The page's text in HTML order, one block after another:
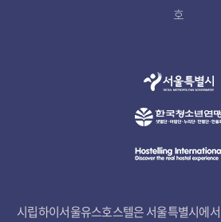
호
시립하이서울유스호스텔은 서울특별시에